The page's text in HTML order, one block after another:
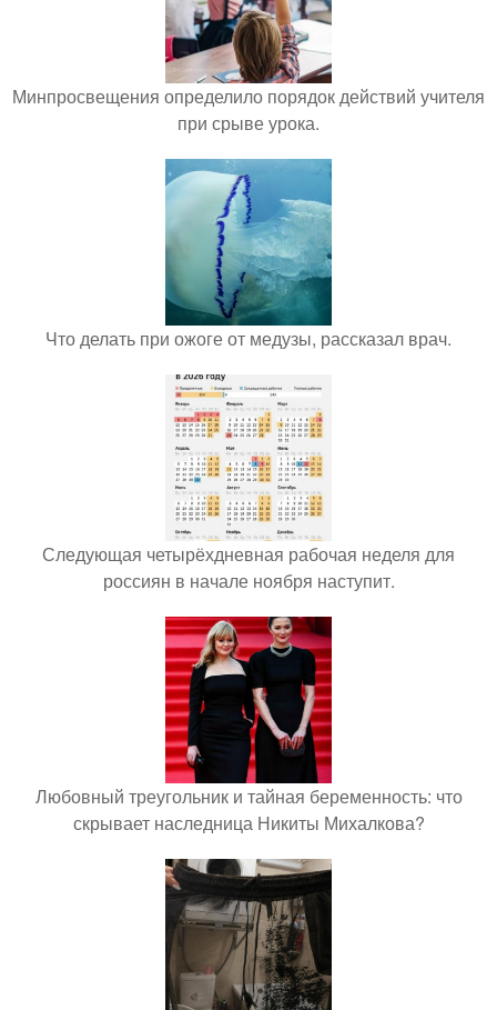
Минпросвещения определило порядок действий учителя
при срыве урока.
Что делать при ожоге от медузы, рассказал врач.
Следующая четырёхдневная рабочая неделя для
россиян в начале ноября наступит.
Любовный треугольник и тайная беременность: что
скрывает наследница Никиты Михалкова?